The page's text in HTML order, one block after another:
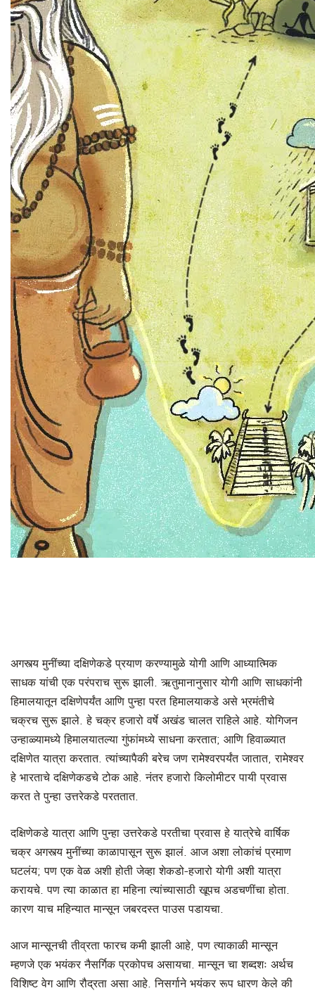
अगस्त्य मुनींच्या दक्षिणेकडे प्रयाण करण्यामुळे योगी आणि आध्यात्मिक
साधक यांची एक परंपराच सुरू झाली. ऋतुमानानुसार योगी आणि साधकांनी
हिमालयातून दक्षिणेपर्यंत आणि पुन्हा परत हिमालयाकडे असे भ्रमंतीचे
चक्रच सुरू झाले. हे चक्र हजारो वर्षे अखंड चालत राहिले आहे. योगिजन
उन्हाळ्यामध्ये हिमालयातल्या गुंफांमध्ये साधना करतात; आणि हिवाळ्यात
दक्षिणेत यात्रा करतात. त्यांच्यापैकी बरेच जण रामेश्वरपर्यंत जातात, रामेश्वर
हे भारताचे दक्षिणेकडचे टोक आहे. नंतर हजारो किलोमीटर पायी प्रवास
करत ते पुन्हा उत्तरेकडे परततात.
दक्षिणेकडे यात्रा आणि पुन्हा उत्तरेकडे परतीचा प्रवास हे यात्रेचे वार्षिक
चक्र अगस्त्य मुनींच्या काळापासून सुरू झालं. आज अशा लोकांचं प्रमाण
घटलंय; पण एक वेळ अशी होती जेव्हा शेकडो-हजारो योगी अशी यात्रा
करायचे. पण त्या काळात हा महिना त्यांच्यासाठी खूपच अडचणींचा होता.
कारण याच महिन्यात मान्सून जबरदस्त पाउस पडायचा.
आज मान्सूनची तीव्रता फारच कमी झाली आहे, पण त्याकाळी मान्सून
म्हणजे एक भयंकर नैसर्गिक प्रकोपच असायचा. मान्सून चा शब्दशः अर्थच
विशिष्ट वेग आणि रौद्रता असा आहे. निसर्गाने भयंकर रूप धारण केले की